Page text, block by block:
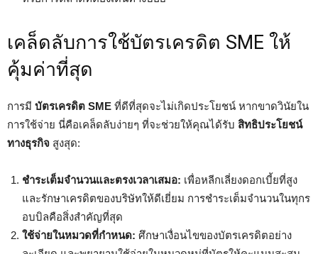
เคล็ดลับการใช้บัตรเครดิต SME ให้
คุ้มค่าที่สุด
การมี บัตรเครดิต SME ที่ดีที่สุดจะไม่เกิดประโยชน์ หากขาดวินัยใน
การใช้จ่าย นี่คือเคล็ดลับง่ายๆ ที่จะช่วยให้คุณได้รับ สิทธิประโยชน์
ทางธุรกิจ สูงสุด:
ชำระเต็มจำนวนและตรงเวลาเสมอ: เพื่อหลีกเลี่ยงดอกเบี้ยที่สูง
และรักษาเครดิตของบริษัทให้ดีเยี่ยม การชำระเต็มจำนวนในทุกร
อบบิลคือสิ่งสำคัญที่สุด
ใช้จ่ายในหมวดที่กำหนด: ศึกษาเงื่อนไขของบัตรเครดิตอย่าง